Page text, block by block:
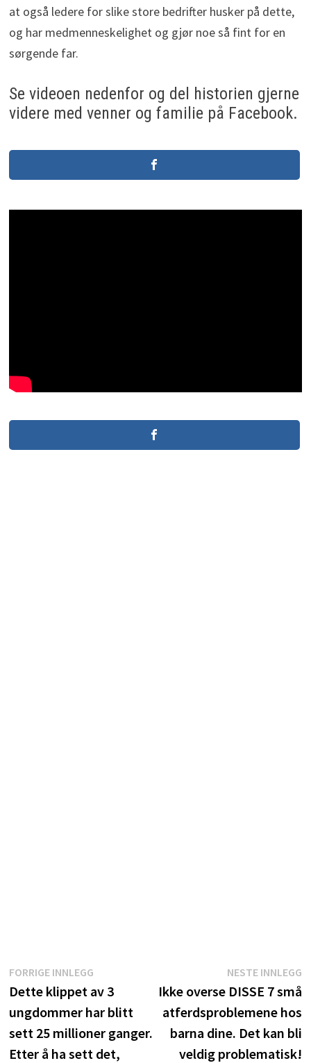
at også ledere for slike store bedrifter husker på dette,
og har medmenneskelighet og gjør noe så fint for en
sørgende far.
Se videoen nedenfor og del historien gjerne
videre med venner og familie på Facebook.
Innleggsnavigasjon
FORRIGE INNLEGGForrige
innlegg:
Dette klippet av 3
ungdommer har blitt
sett 25 millioner ganger.
Etter å ha sett det,
NESTE INNLEGG
Ikke overse DISSE 7 små
atferdsproblemene hos
barna dine. Det kan bli
veldig problematisk!